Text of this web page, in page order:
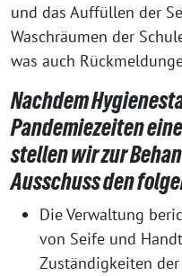
und das Auffüllen der
Waschräumen der
was auch
Nachdem
Pandemiezeiten
stellen wir zur
Ausschuss den
Die Verwaltung
von Seife und
Zuständigkeiten